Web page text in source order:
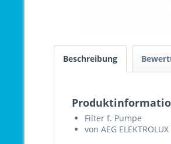
Beschreibung
Filter f. Pumpe
von AEG